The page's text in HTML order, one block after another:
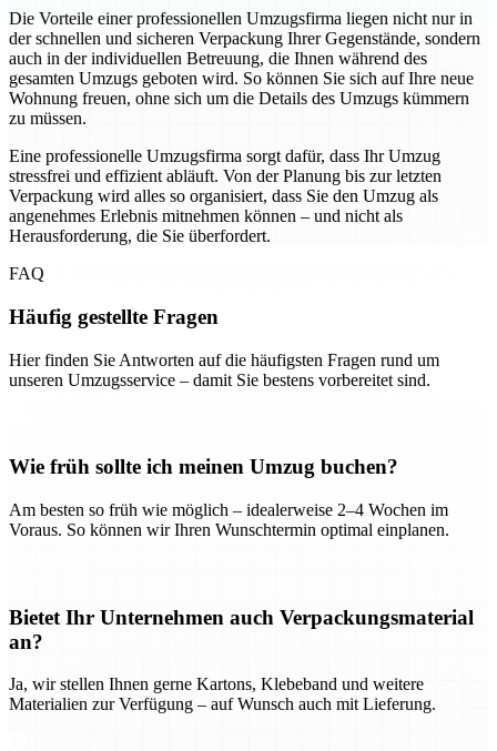
Die Vorteile einer professionellen Umzugsfirma liegen nicht nur in
der schnellen und sicheren Verpackung Ihrer Gegenstände, sondern
auch in der individuellen Betreuung, die Ihnen während des
gesamten Umzugs geboten wird. So können Sie sich auf Ihre neue
Wohnung freuen, ohne sich um die Details des Umzugs kümmern
zu müssen.
Eine professionelle Umzugsfirma sorgt dafür, dass Ihr Umzug
stressfrei und effizient abläuft. Von der Planung bis zur letzten
Verpackung wird alles so organisiert, dass Sie den Umzug als
angenehmes Erlebnis mitnehmen können – und nicht als
Herausforderung, die Sie überfordert.
FAQ
Häufig gestellte Fragen
Hier finden Sie Antworten auf die häufigsten Fragen rund um
unseren Umzugsservice – damit Sie bestens vorbereitet sind.
Wie früh sollte ich meinen Umzug buchen?
Am besten so früh wie möglich – idealerweise 2–4 Wochen im
Voraus. So können wir Ihren Wunschtermin optimal einplanen.
Bietet Ihr Unternehmen auch Verpackungsmaterial
an?
Ja, wir stellen Ihnen gerne Kartons, Klebeband und weitere
Materialien zur Verfügung – auf Wunsch auch mit Lieferung.